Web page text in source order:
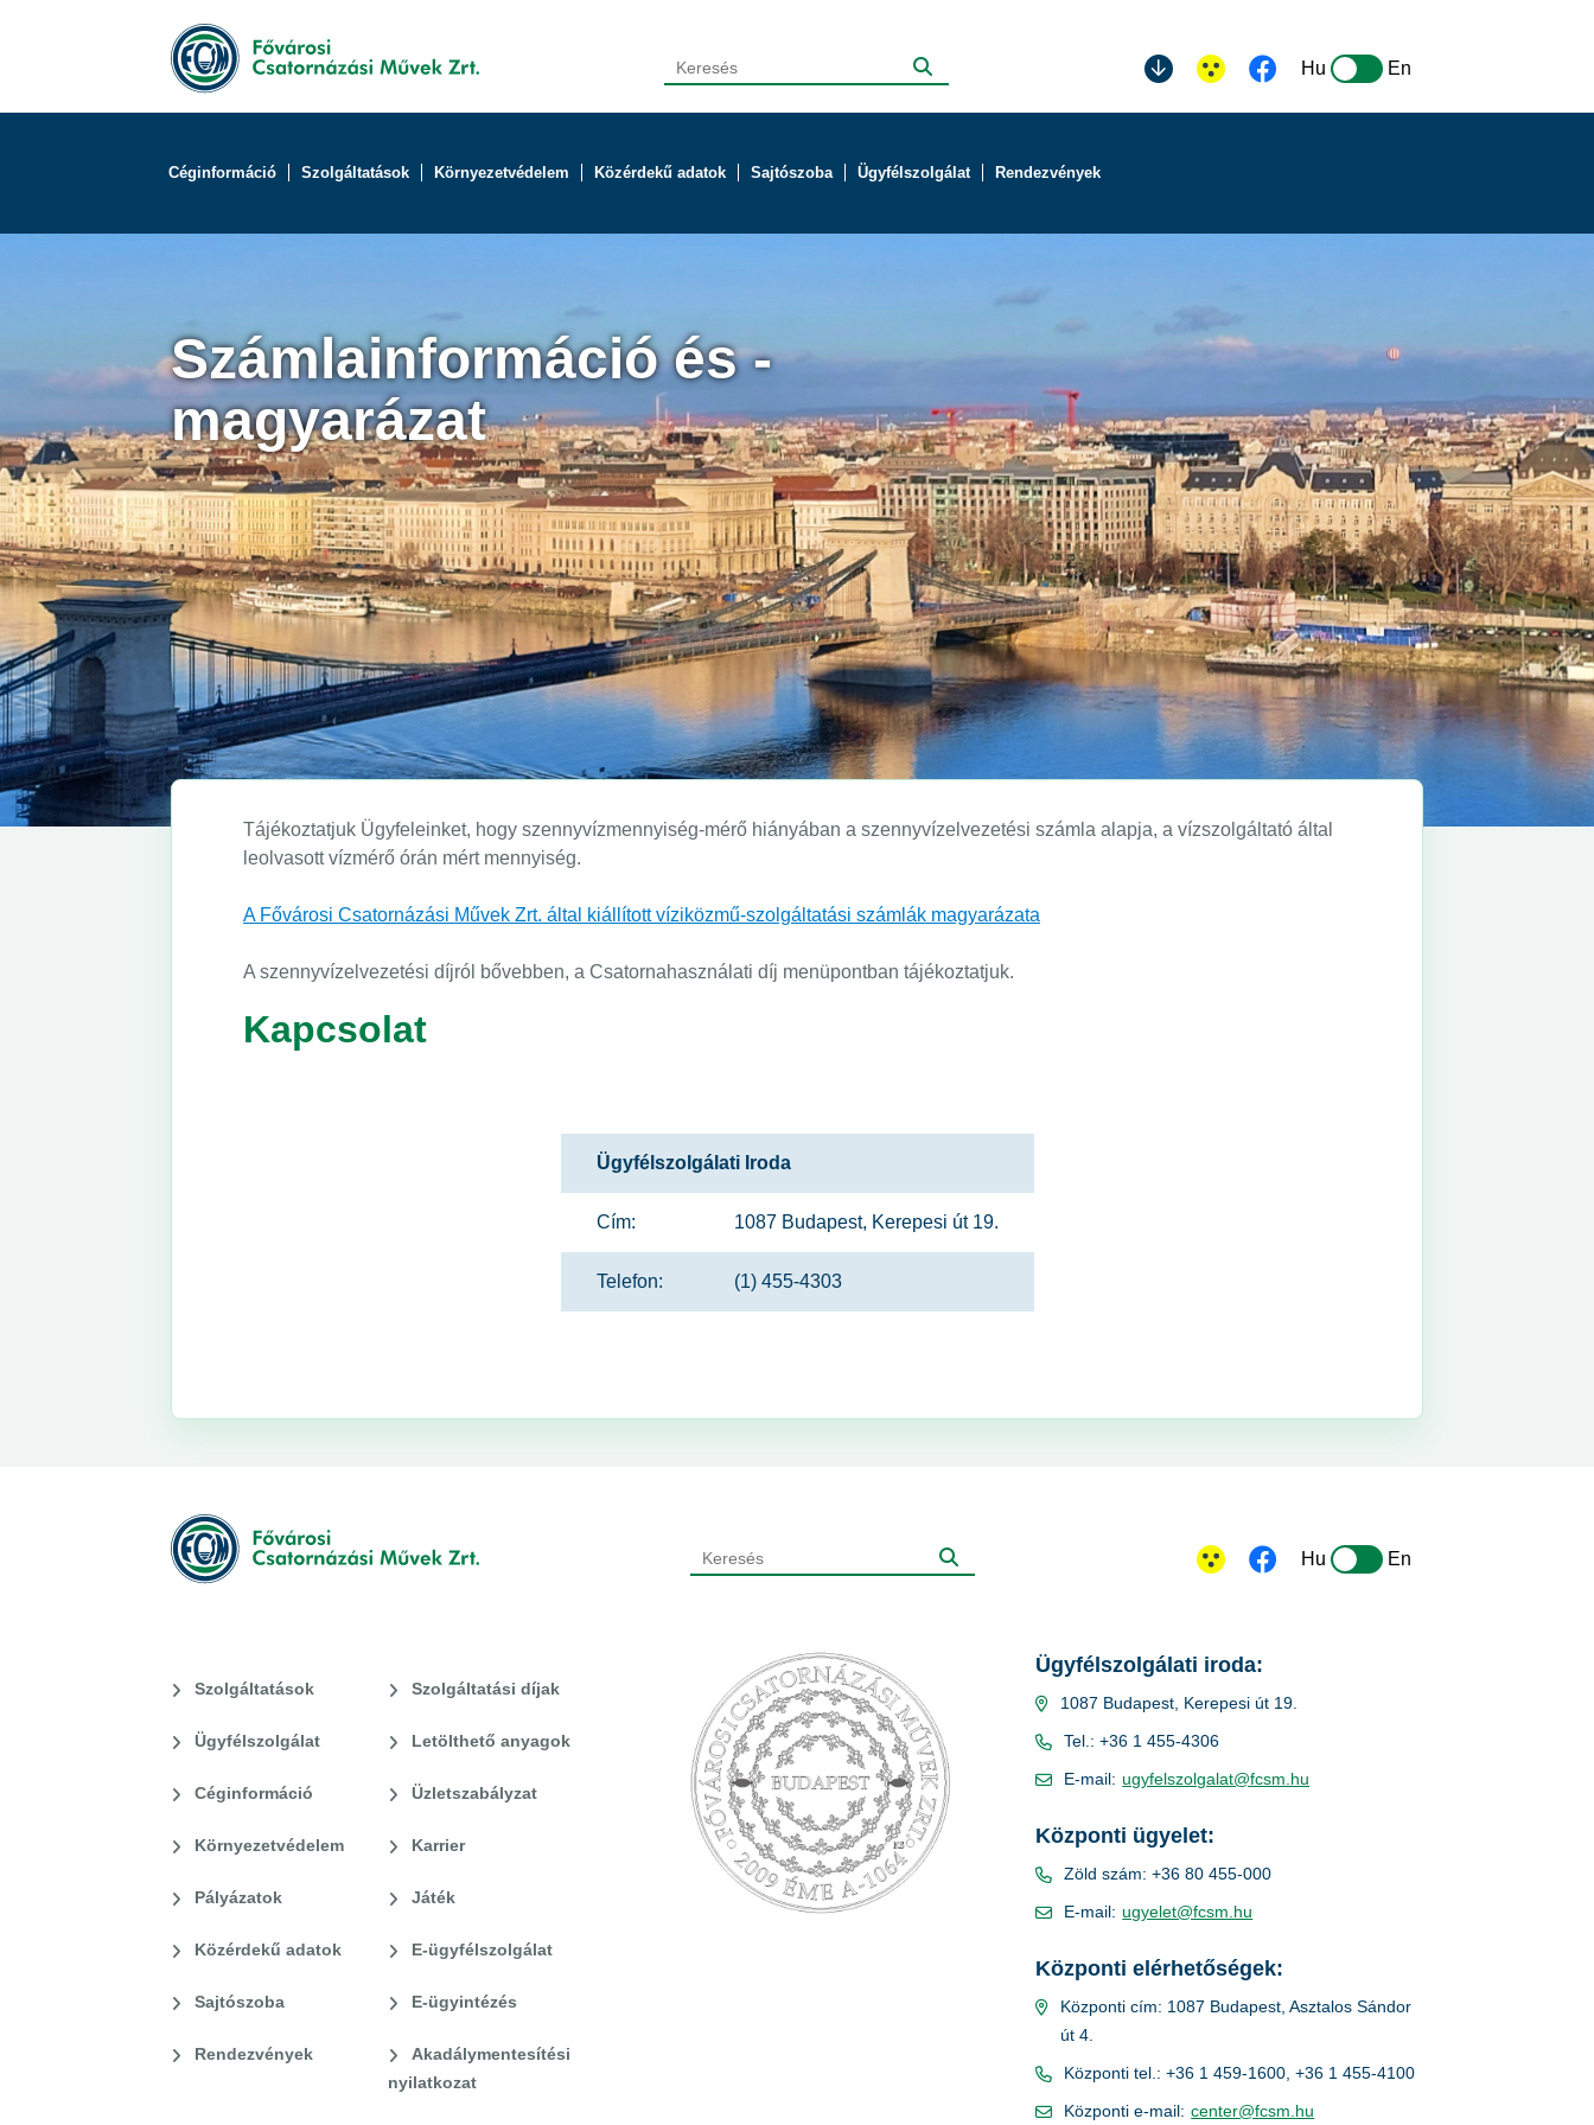
Hu En
Céginformáció Szolgáltatások Környezetvédelem Közérdekű adatok Sajtószoba Ügyfélszolgálat Rendezvények
Számlainformáció és -
magyarázat
Tájékoztatjuk Ügyfeleinket, hogy szennyvízmennyiség-mérő hiányában a szennyvízelvezetési számla alapja, a vízszolgáltató által
leolvasott vízmérő órán mért mennyiség.
A Fővárosi Csatornázási Művek Zrt. által kiállított víziközmű-szolgáltatási számlák magyarázata
A szennyvízelvezetési díjról bővebben, a Csatornahasználati díj menüpontban tájékoztatjuk.
Kapcsolat
Ügyfélszolgálati Iroda
Cím: 1087 Budapest, Kerepesi út 19.
Telefon: (1) 455-4303
Hu En
Szolgáltatások
Ügyfélszolgálat
Céginformáció
Környezetvédelem
Pályázatok
Közérdekű adatok
Sajtószoba
Rendezvények
Szolgáltatási díjak
Letölthető anyagok
Üzletszabályzat
Karrier
Játék
E-ügyfélszolgálat
E-ügyintézés
Akadálymentesítési
nyilatkozat
Ügyfélszolgálati iroda:
1087 Budapest, Kerepesi út 19.
Tel.: +36 1 455-4306
E-mail: ugyfelszolgalat@fcsm.hu
Központi ügyelet:
Zöld szám: +36 80 455-000
E-mail: ugyelet@fcsm.hu
Központi elérhetőségek:
Központi cím: 1087 Budapest, Asztalos Sándor
út 4.
Központi tel.: +36 1 459-1600, +36 1 455-4100
Központi e-mail: center@fcsm.hu